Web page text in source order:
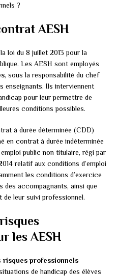
?
AESH
loi du 8 juillet 2013 pour la
Les AESH sont employés
, sous la responsabilité du chef
enseignants. Ils interviennent
pour leur permettre de
conditions possibles.
à durée déterminée (CDD)
en contrat à durée indéterminée
public non titulaire, régi par
relatif aux conditions d’emploi
les conditions d’exercice
des accompagnants, ainsi que
leur suivi professionnel.
les AESH
risques professionnels
de handicap des élèves